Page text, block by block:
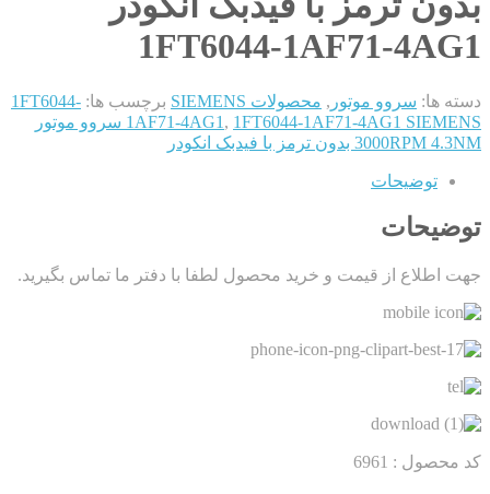
1FT6044-1AF71-4AG1
دسته ها: سروو موتور , محصولات SIEMENS برچسب ها: 1FT6044-
1AF71-4AG1 ,
1FT6044-1AF71-4AG1 SIEMENS سروو موتور
3000RPM 4.3NM بدون ترمز با فیدبک انکودر
توضیحات
توضیحات
جهت اطلاع از قیمت و خرید محصول لطفا با دفتر ما تماس بگیرید.
کد محصول : 6961